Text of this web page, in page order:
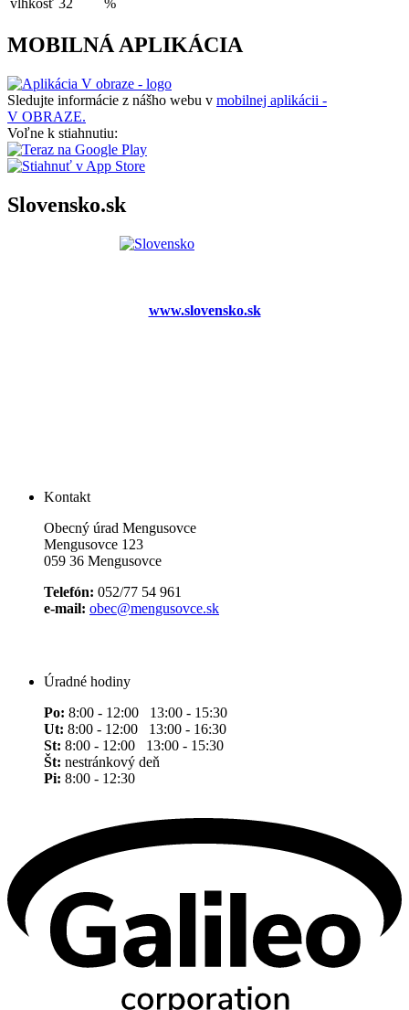
vlhkosť 32 %
MOBILNÁ APLIKÁCIA
Sledujte informácie z nášho webu v mobilnej aplikácii -
V OBRAZE.
Voľne k stiahnutiu:
Slovensko.sk
www.slovensko.sk
Kontakt
Obecný úrad Mengusovce
Mengusovce 123
059 36 Mengusovce
Telefón: 052/77 54 961
e-mail: obec@mengusovce.sk
Úradné hodiny
Po: 8:00 - 12:00 13:00 - 15:30
Ut: 8:00 - 12:00 13:00 - 16:30
St: 8:00 - 12:00 13:00 - 15:30
Št: nestránkový deň
Pi: 8:00 - 12:30